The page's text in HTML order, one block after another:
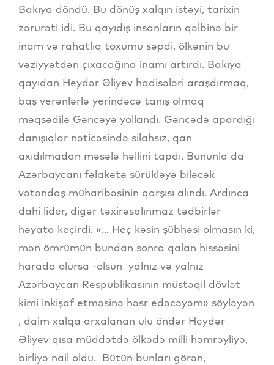
Bakıya döndü. Bu dönüş xalqın istəyi, tarixin
zərurəti idi. Bu qayıdış insanların qəlbinə bir
inam və rahatlıq toxumu səpdi, ölkənin bu
vəziyyətdən çıxacağına inamı artırdı. Bakıya
qayıdan Heydər Əliyev hadisələri araşdırmaq,
baş verənlərlə yerindəcə tanış olmaq
məqsədilə Gəncəyə yollandı. Gəncədə apardığı
danışıqlar nəticəsində silahsız, qan
axıdılmadan məsələ həllini tapdı. Bununla da
Azərbaycanı fəlakətə sürükləyə biləcək
vətəndaş müharibəsinin qarşısı alındı. Ardınca
dahi lider, digər təxirəsalınmaz tədbirlər
həyata keçirdi. «... Heç kəsin şübhəsi olmasın ki,
mən ömrümün bundan sonra qalan hissəsini
harada olursa -olsun yalnız və yalnız
Azərbaycan Respublikasının müstəqil dövlət
kimi inkişaf etməsinə həsr edəcəyəm» söyləyən
, daim xalqa arxalanan ulu öndər Heydər
Əliyev qısa müddətdə ölkədə milli həmrəyliyə,
birliyə nail oldu. Bütün bunları görən,